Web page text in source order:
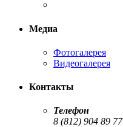
Медиа
Фотогалерея
Видеогалерея
Контакты
Телефон
8 (812) 904 89 77